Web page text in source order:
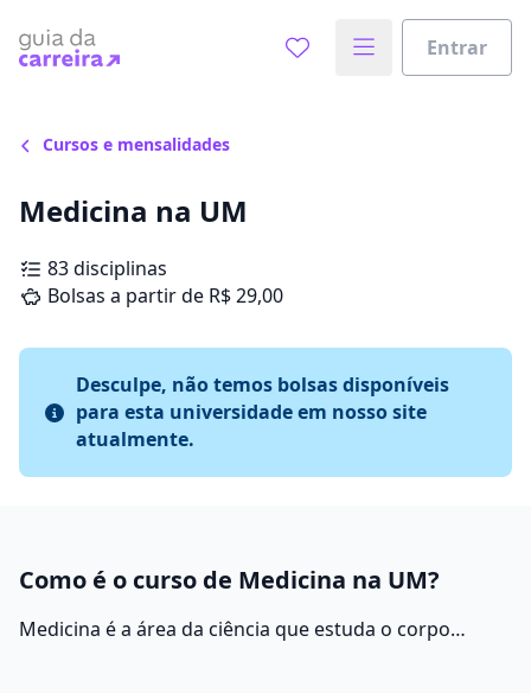
Entrar
Cursos e mensalidades
Medicina na UM
83 disciplinas
Bolsas a partir de R$ 29,00
Desculpe, não temos bolsas disponíveis
para esta universidade em nosso site
atualmente.
Como é o curso de Medicina na UM?
Medicina é a área da ciência que estuda o corpo